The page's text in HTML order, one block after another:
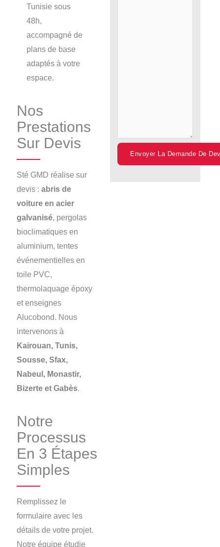
Tunisie sous
48h,
accompagné de
plans de base
adaptés à votre
espace.
Nos
Prestations
Sur Devis
Sté GMD réalise sur
devis : abris de
voiture en acier
galvanisé, pergolas
bioclimatiques en
aluminium, tentes
événementielles en
toile PVC,
thermolaquage époxy
et enseignes
Alucobond. Nous
intervenons à
Kairouan, Tunis,
Sousse, Sfax,
Nabeul, Monastir,
Bizerte et Gabès.
Notre
Processus
En 3 Étapes
Simples
Remplissez le
formulaire avec les
détails de votre projet.
Notre équipe étudie